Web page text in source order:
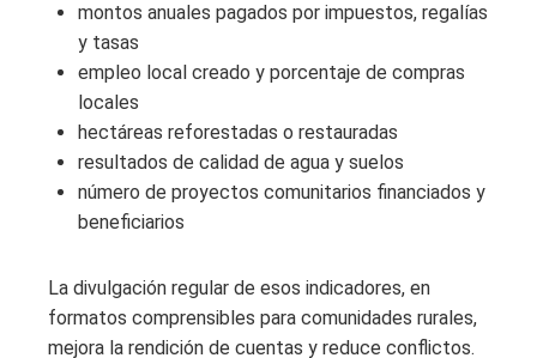
montos anuales pagados por impuestos, regalías
y tasas
empleo local creado y porcentaje de compras
locales
hectáreas reforestadas o restauradas
resultados de calidad de agua y suelos
número de proyectos comunitarios financiados y
beneficiarios
La divulgación regular de esos indicadores, en
formatos comprensibles para comunidades rurales,
mejora la rendición de cuentas y reduce conflictos.